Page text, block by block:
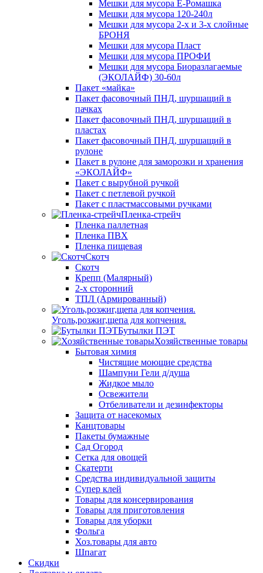
Мешки для мусора Ё-Ромашка
Мешки для мусора 120-240л
Мешки для мусора 2-х и 3-х слойные
БРОНЯ
Мешки для мусора Пласт
Мешки для мусора ПРОФИ
Мешки для мусора Биоразлагаемые
(ЭКОЛАЙФ) 30-60л
Пакет «майка»
Пакет фасовочный ПНД, шуршащий в
пачках
Пакет фасовочный ПНД, шуршащий в
пластах
Пакет фасовочный ПНД, шуршащий в
рулоне
Пакет в рулоне для заморозки и хранения
«ЭКОЛАЙФ»
Пакет с вырубной ручкой
Пакет с петлевой ручкой
Пакет с пластмассовыми ручками
Пленка-стрейч
Пленка паллетная
Пленка ПВХ
Пленка пищевая
Скотч
Скотч
Крепп (Малярный)
2-х сторонний
ТПЛ (Армированный)
Уголь,розжиг,щепа для копчения.
Бутылки ПЭТ
Хозяйственные товары
Бытовая химия
Чистящие моющие средства
Шампуни Гели д/душа
Жидкое мыло
Освежители
Отбеливатели и дезинфекторы
Защита от насекомых
Канцтовары
Пакеты бумажные
Сад Огород
Сетка для овощей
Скатерти
Средства индивидуальной защиты
Супер клей
Товары для консервирования
Товары для приготовления
Товары для уборки
Фольга
Хоз.товары для авто
Шпагат
Скидки